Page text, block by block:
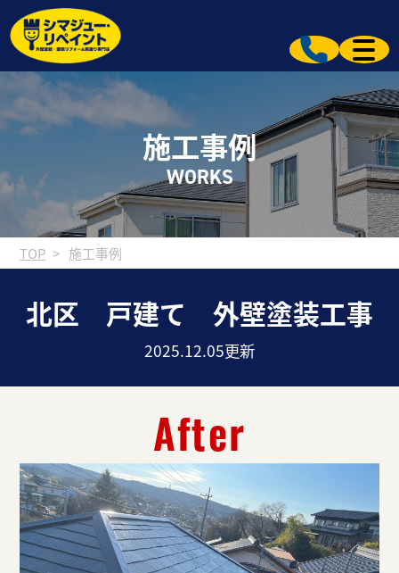
施工事例
WORKS
TOP 施工事例
北区 戸建て 外壁塗装工事
2025.12.05更新
After